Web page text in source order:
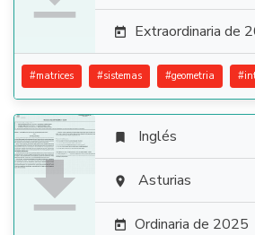
 Extraordinaria de
#matrices #sistemas #geometria #

 Inglés
 Asturias
 Ordinaria de 2025